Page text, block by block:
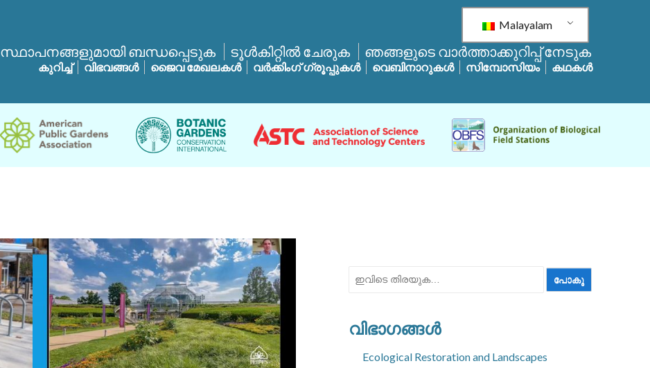
Malayalam
സ്ഥാപനങ്ങളുമായി ബന്ധപ്പെടുക ടൂൾകിറ്റിൽ ചേരുക ഞങ്ങളുടെ വാർത്താക്കുറിപ്പ് നേടുക
കുറിച്ച് വിഭവങ്ങൾ ജൈവ മേഖലകൾ വർക്കിംഗ് ഗ്രൂപ്പുകൾ വെബിനാറുകൾ സിമ്പോസിയം കഥകൾ
ഇതിനായി
വിഭാഗങ്ങൾ
Ecological Restoration and Landscapes